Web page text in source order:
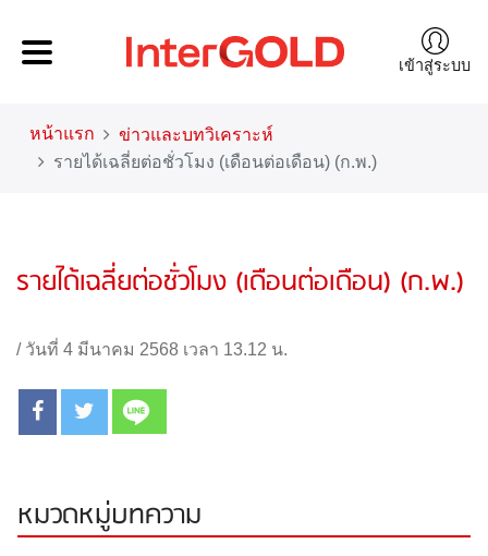
เข้าสู่ระบบ
หน้าแรก
ข่าวและบทวิเคราะห์
รายได้เฉลี่ยต่อชั่วโมง (เดือนต่อเดือน) (ก.พ.)
รายได้เฉลี่ยต่อชั่วโมง (เดือนต่อเดือน) (ก.พ.)
/ วันที่ 4 มีนาคม 2568 เวลา 13.12 น.
หมวดหมู่บทความ